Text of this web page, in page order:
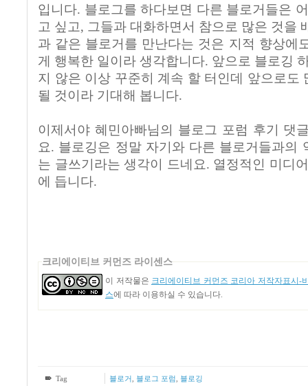
입니다. 블로그를 하다보면 다른 블로거들은
고 싶고, 그들과 대화하면서 참으로 많은 것을
과 같은 블로거를 만난다는 것은 지적 향상에
게 행복한 일이라 생각합니다. 앞으로 블로깅
지 않은 이상 꾸준히 계속 할 터인데 앞으로도
될 것이라 기대해 봅니다.
이제서야 혜민아빠님의 블로그 포럼 후기 댓
요. 블로깅은 정말 자기와 다른 블로거들과의
는 글쓰기라는 생각이 드네요. 열정적인 미디
에 듭니다.
크리에이티브 커먼즈 라이센스
이 저작물은 크리에이티브 커먼즈 코리아 저작자표시-
스에 따라 이용하실 수 있습니다.
Tag 블로거 블로그 포럼 블로깅